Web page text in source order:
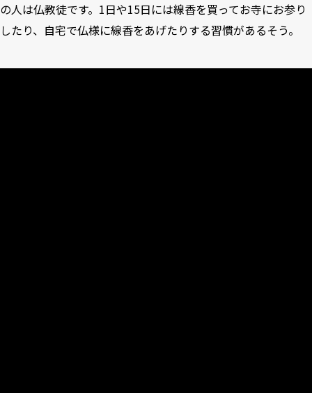
の人は仏教徒です。1日や15日には線香を買ってお寺にお参り
したり、自宅で仏様に線香をあげたりする習慣があるそう。